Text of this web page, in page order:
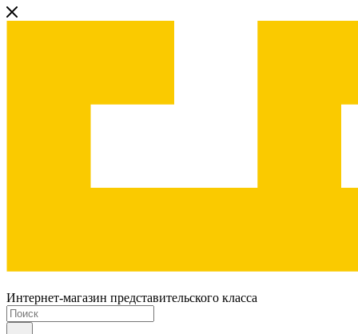
Интернет-магазин представительского класса